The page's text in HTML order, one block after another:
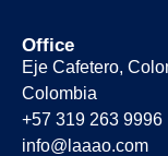
Office
Eje Cafetero,
Colombia
+57 319 263 9996
info@laaao.com